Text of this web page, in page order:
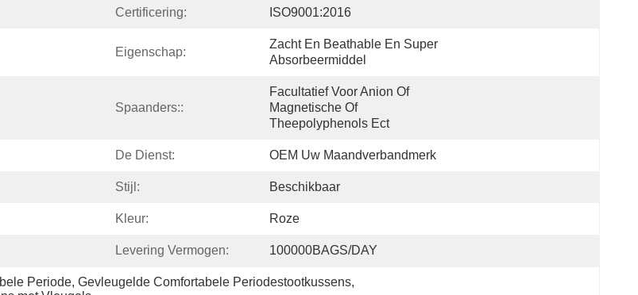
Certificering: ISO9001:2016
Eigenschap:
Zacht En Beathable En Super
Absorbeermiddel
Spaanders::
Facultatief Voor Anion Of
Magnetische Of
Theepolyphenols Ect
De Dienst: OEM Uw Maandverbandmerk
Stijl: Beschikbaar
Kleur: Roze
Levering Vermogen: 100000BAGS/DAY
Periode, Gevleugelde Comfortabele Periodestootkussens,